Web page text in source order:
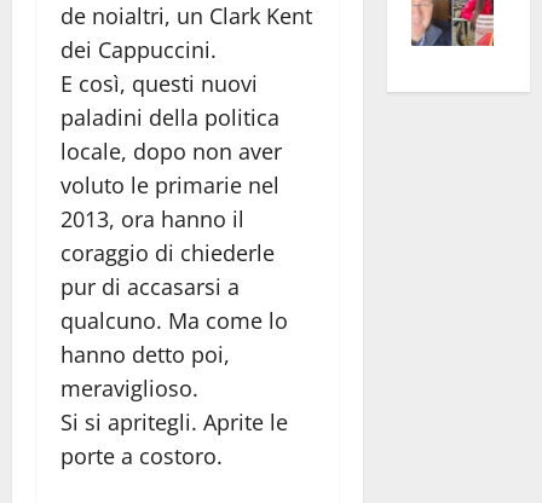
de noialtri, un Clark Kent
dei Cappuccini.
E così, questi nuovi
paladini della politica
locale, dopo non aver
voluto le primarie nel
2013, ora hanno il
coraggio di chiederle
pur di accasarsi a
qualcuno. Ma come lo
hanno detto poi,
meraviglioso.
Si si apritegli. Aprite le
porte a costoro.
euro